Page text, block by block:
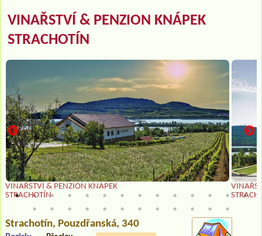
VINAŘSTVÍ & PENZION KNÁPEK
STRACHOTÍN
VINAŘSTVÍ & PENZION KNÁPEK
STRACHOTÍN
Strachotín, Pouzdřanská, 340